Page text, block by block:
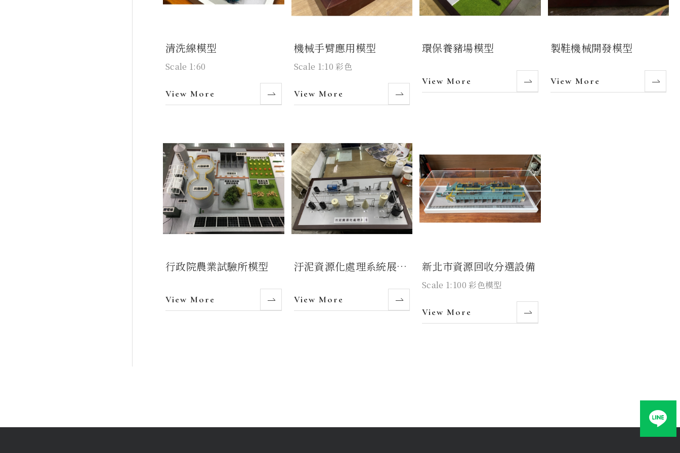
清洗線模型
Scale 1:60
View More
機械手臂應用模型
Scale 1:10 彩色
View More
環保養豬場模型
View More
製鞋機械開發模型
View More
行政院農業試驗所模型
View More
汙泥資源化處理系統展示
View More
新北市資源回收分選設備
Scale 1:100 彩色模型
View More